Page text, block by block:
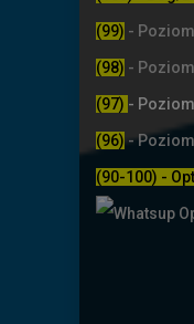
(99) -
(98) -
(97) -
(96)-
(90-100) -